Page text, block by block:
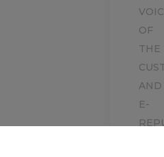
OF
THE
AND
E-